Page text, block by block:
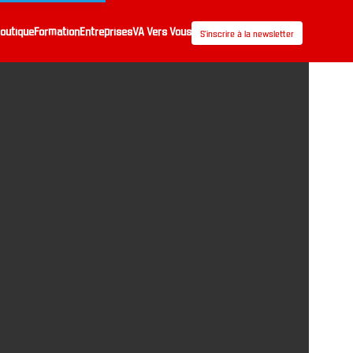
FormationEntreprisesVA Vers Vous S’inscrire à la newsletter